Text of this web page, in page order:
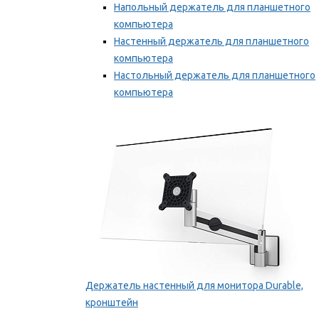
Напольный держатель для планшетного
компьютера
Настенный держатель для планшетного
компьютера
Настольный держатель для планшетного
компьютера
Держатель настенный для монитора Durable,
кронштейн